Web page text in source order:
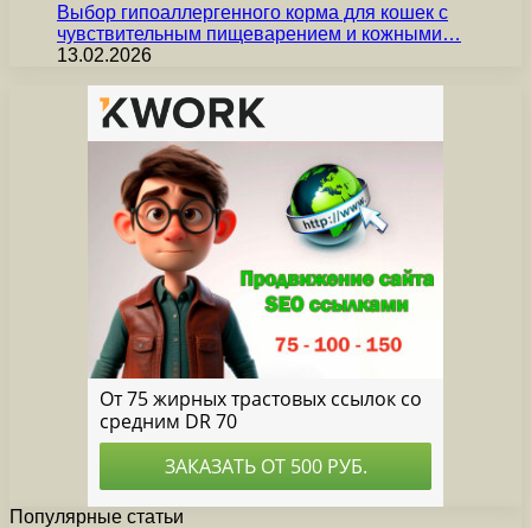
Выбор гипоаллергенного корма для кошек с
чувствительным пищеварением и кожными…
13.02.2026
Популярные статьи